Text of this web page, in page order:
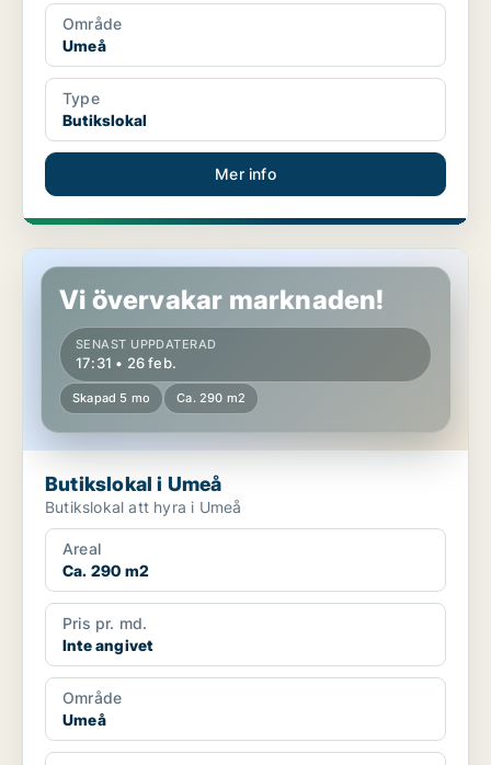
Område
Umeå
Type
Butikslokal
Mer info
Butikslokal i Umeå
Vi övervakar marknaden!
SENAST UPPDATERAD
17:31 • 26 feb.
Skapad 5 mo Ca. 290 m2
Butikslokal i Umeå
Butikslokal att hyra i Umeå
Areal
Ca. 290 m2
Pris pr. md.
Inte angivet
Område
Umeå